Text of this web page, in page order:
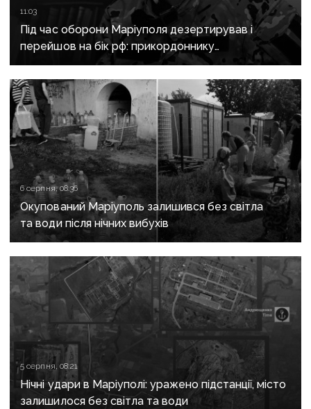
11:03
Під час оборони Маріуполя дезертирував і
перейшов на бік рф: прикордоннику
з «Азовсталі» повідомили про підозру
6 серпня, 08:36
Окупований Маріуполь залишився без світла
та води після нічних вибухів
5 серпня, 08:21
Нічні удари в Маріуполі: уражено підстанції, місто
залишилося без світла та води